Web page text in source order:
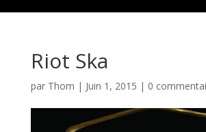
Riot Ska
par Thom | Juin 1, 2015 | 0